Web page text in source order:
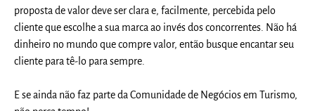
proposta de valor deve ser clara e, facilmente, percebida pelo
cliente que escolhe a sua marca ao invés dos concorrentes. Não há
dinheiro no mundo que compre valor, então busque encantar seu
cliente para tê-lo para sempre.
E se ainda não faz parte da Comunidade de Negócios em Turismo,